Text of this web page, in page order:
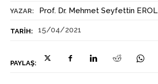
YAZAR: Prof. Dr. Mehmet Seyfettin EROL
TARIH: 15/04/2021
PAYLAŞ: